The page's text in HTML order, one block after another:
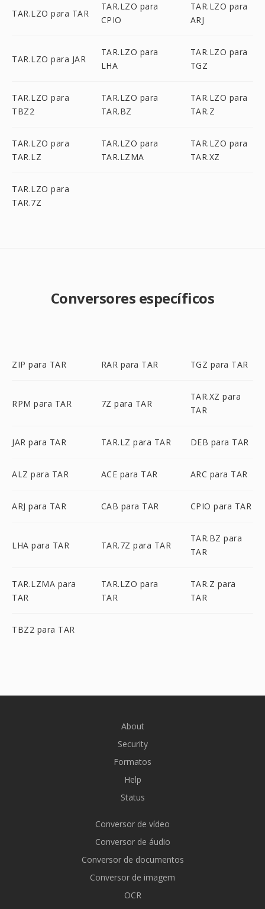
TAR.LZO para TAR
TAR.LZO para
CPIO
TAR.LZO para
ARJ
TAR.LZO para JAR
TAR.LZO para
LHA
TAR.LZO para
TGZ
TAR.LZO para
TBZ2
TAR.LZO para
TAR.BZ
TAR.LZO para
TAR.Z
TAR.LZO para
TAR.LZ
TAR.LZO para
TAR.LZMA
TAR.LZO para
TAR.XZ
TAR.LZO para
TAR.7Z
Conversores específicos
ZIP para TAR RAR para TAR TGZ para TAR
RPM para TAR 7Z para TAR
TAR.XZ para
TAR
JAR para TAR TAR.LZ para TAR DEB para TAR
ALZ para TAR ACE para TAR ARC para TAR
ARJ para TAR CAB para TAR CPIO para TAR
LHA para TAR TAR.7Z para TAR
TAR.BZ para
TAR
TAR.LZMA para
TAR
TAR.LZO para
TAR
TAR.Z para
TAR
TBZ2 para TAR
About
Security
Formatos
Help
Status
Conversor de vídeo
Conversor de áudio
Conversor de documentos
Conversor de imagem
OCR